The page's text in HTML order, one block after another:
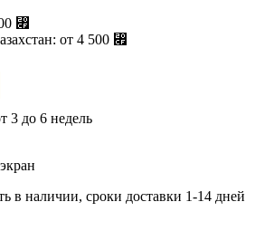
⃏
от 4 500 ⃏
3 до 6 недель
в наличии, сроки доставки 1-14 дней